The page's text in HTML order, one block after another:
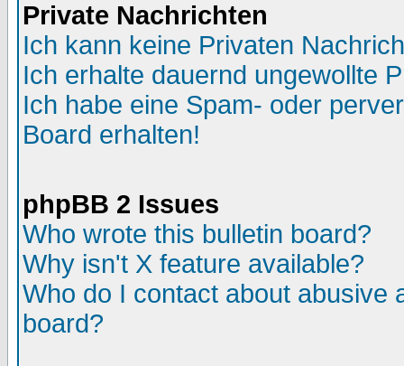
Private Nachrichten
Ich kann keine Privaten
Ich erhalte dauernd ungewollte
Ich habe eine Spam- oder
Board erhalten!
phpBB 2 Issues
Who wrote this bulletin board?
Why isn't X feature available?
Who do I contact about abusive
board?